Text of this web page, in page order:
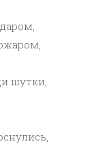
шутки,